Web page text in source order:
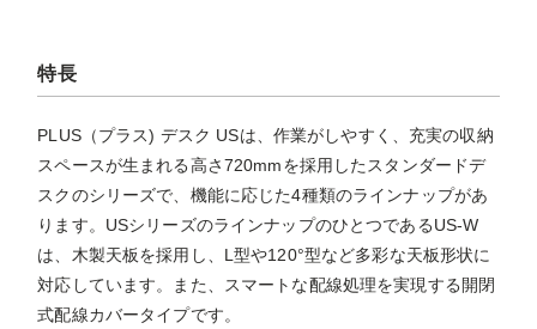
特長
PLUS（プラス) デスク USは、作業がしやすく、充実の収納
スペースが生まれる高さ720mmを採用したスタンダードデ
スクのシリーズで、機能に応じた4種類のラインナップがあ
ります。USシリーズのラインナップのひとつであるUS-W
は、木製天板を採用し、L型や120°型など多彩な天板形状に
対応しています。また、スマートな配線処理を実現する開閉
式配線カバータイプです。